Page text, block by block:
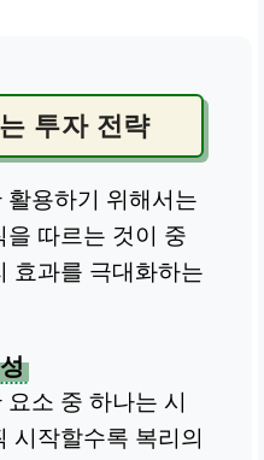
투자 전략
활용하기 위해서는
따르는 것이 중
효과를 극대화하는
소 중 하나는 시
시작할수록 복리의